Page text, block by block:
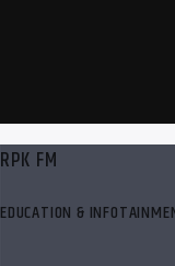
RPK FM
EDUCATION &